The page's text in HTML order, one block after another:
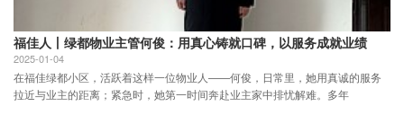
福佳人丨绿都物业主管何俊：用真心铸就口碑，以服务成就业绩
2025-01-04
在福佳绿都小区，活跃着这样一位物业人——何俊，日常里，她用真诚的服务
拉近与业主的距离；紧急时，她第一时间奔赴业主家中排忧解难。多年